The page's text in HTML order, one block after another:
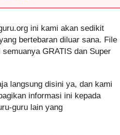
ini kami akan sedikit
bertebaran diluar sana. File
GRATIS dan Super
langsung disini ya, dan kami
informasi ini kepada
guru lain yang